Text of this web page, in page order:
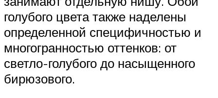
голубого цвета также наделены
определенной специфичностью и
многогранностью оттенков: от
светло-голубого до насыщенного
бирюзового.